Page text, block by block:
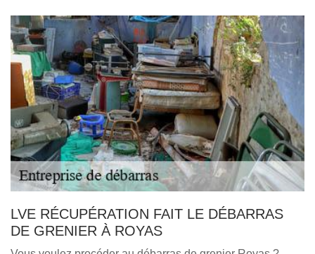
LVE RÉCUPÉRATION FAIT LE DÉBARRAS
DE GRENIER À ROYAS